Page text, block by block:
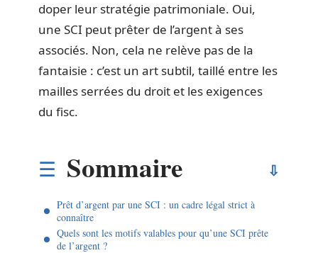
doper leur stratégie patrimoniale. Oui,
une SCI peut prêter de l’argent à ses
associés. Non, cela ne relève pas de la
fantaisie : c’est un art subtil, taillé entre les
mailles serrées du droit et les exigences
du fisc.
Sommaire
Prêt d’argent par une SCI : un cadre légal strict à
connaître
Quels sont les motifs valables pour qu’une SCI prête
de l’argent ?